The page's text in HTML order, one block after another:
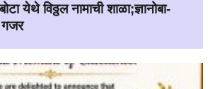
येथे विठ्ठल नामाची शाळा;ज्ञानोबा-
गजर